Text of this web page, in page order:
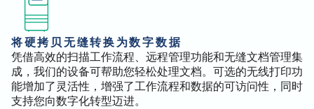
将硬拷贝无缝转换为数字数据
凭借高效的扫描工作流程、远程管理功能和无缝文档管理集
成，我们的设备可帮助您轻松处理文档。可选的无线打印功
能增加了灵活性，增强了工作流程和数据的可访问性，同时
支持您向数字化转型迈进。